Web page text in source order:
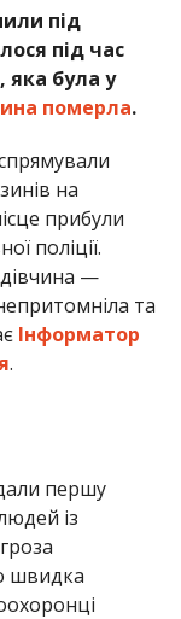
.
першу
із
швидка
вдруге під
не
жертв.
оперативна
атаки.